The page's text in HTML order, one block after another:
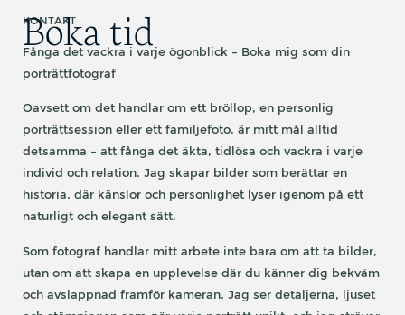
KONTAKT
Boka tid
Fånga det vackra i varje ögonblick – Boka mig som din
porträttfotograf
Oavsett om det handlar om ett bröllop, en personlig
porträttsession eller ett familjefoto, är mitt mål alltid
detsamma – att fånga det äkta, tidlösa och vackra i varje
individ och relation. Jag skapar bilder som berättar en
historia, där känslor och personlighet lyser igenom på ett
naturligt och elegant sätt.
Som fotograf handlar mitt arbete inte bara om att ta bilder,
utan om att skapa en upplevelse där du känner dig bekväm
och avslappnad framför kameran. Jag ser detaljerna, ljuset